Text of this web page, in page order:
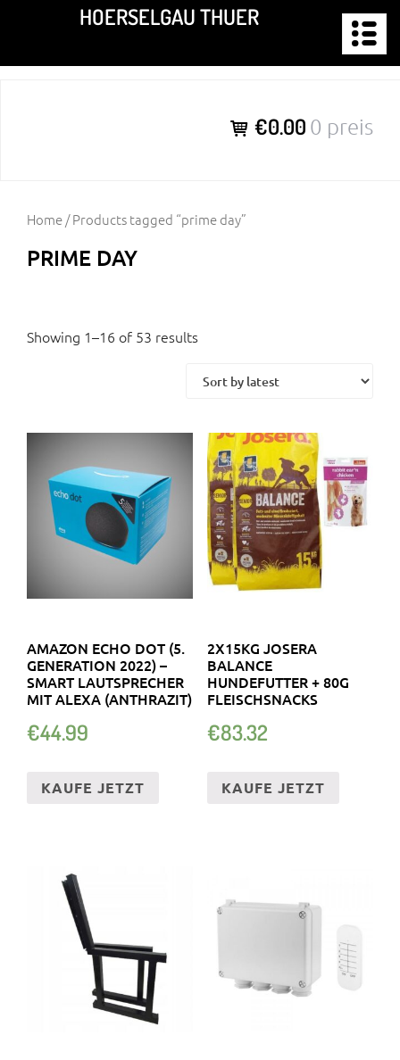
springen
HOERSELGAU THUER
€0.00 0 preis
Home/ Products tagged “prime day”
PRIME DAY
Showing 1–16 of 53 results
AMAZON ECHO DOT (5.
GENERATION 2022) –
SMART LAUTSPRECHER
MIT ALEXA (ANTHRAZIT)
€44.99
KAUFE JETZT
2X15KG JOSERA
BALANCE
HUNDEFUTTER + 80G
FLEISCHSNACKS
€83.32
KAUFE JETZT